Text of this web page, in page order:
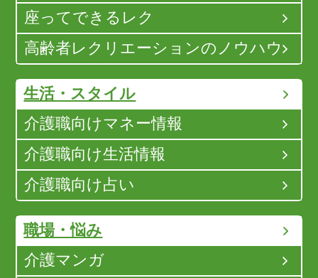
座ってできるレク
高齢者レクリエーションのノウハウ
生活・スタイル
介護職向けマネー情報
介護職向け生活情報
介護職向け占い
職場・悩み
介護マンガ